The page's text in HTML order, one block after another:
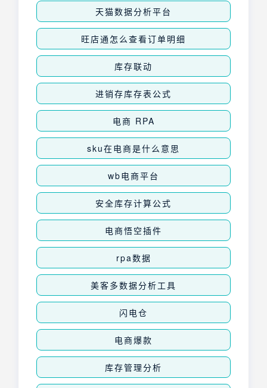
天猫数据分析平台
旺店通怎么查看订单明细
库存联动
进销存库存表公式
电商 RPA
sku在电商是什么意思
wb电商平台
安全库存计算公式
电商悟空插件
rpa数据
美客多数据分析工具
闪电仓
电商爆款
库存管理分析